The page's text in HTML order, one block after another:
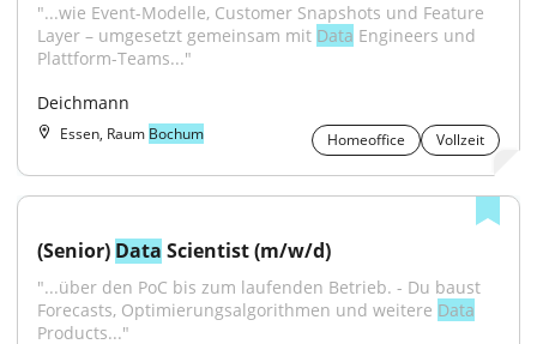
"...wie Event-Modelle, Customer Snapshots und Feature
Layer – umgesetzt gemeinsam mit Data Engineers und
Plattform-Teams..."
Deichmann
Essen, Raum Bochum Homeoffice Vollzeit
(Senior) Data Scientist (m/w/d)
"...über den PoC bis zum laufenden Betrieb. - Du baust
Forecasts, Optimierungsalgorithmen und weitere Data
Products..."